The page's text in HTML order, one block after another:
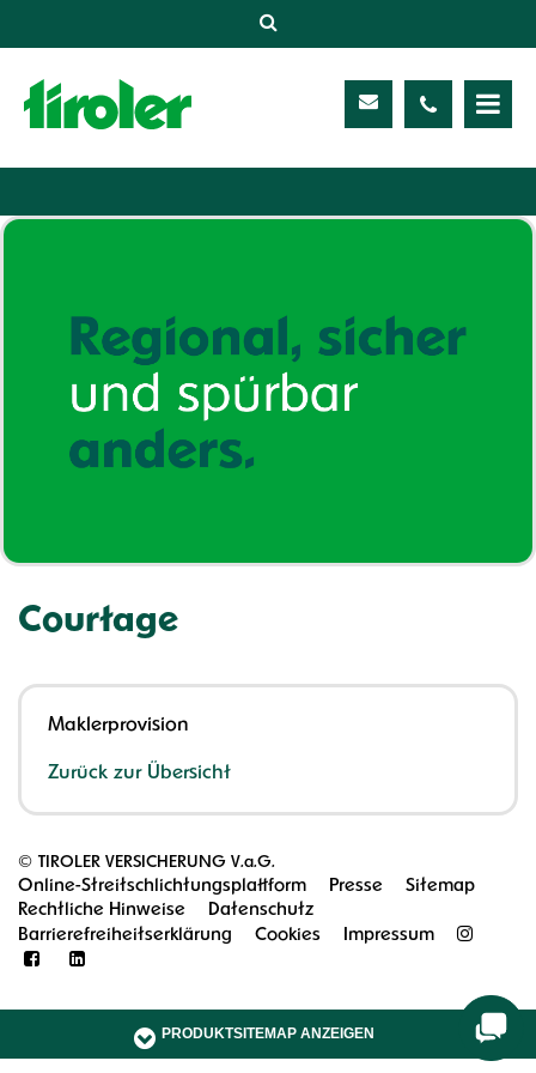
Service
Meine TIROLER
Karriere
Courtage
Maklerprovision
Zurück zur Übersicht
© TIROLER VERSICHERUNG V.a.G.
Online-Streitschlichtungsplattform
Presse
Sitemap
Rechtliche Hinweise
Datenschutz
Barrierefreiheitserklärung
Cookies Impressum
PRODUKTSITEMAP ANZEIGEN